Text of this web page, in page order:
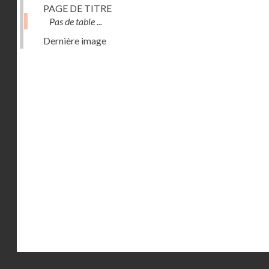
PAGE DE TITRE
Pas de table ...
Dernière image